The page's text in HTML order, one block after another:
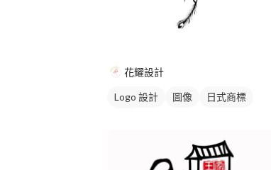
花耀設計
Logo 設計 圖像
日式商標